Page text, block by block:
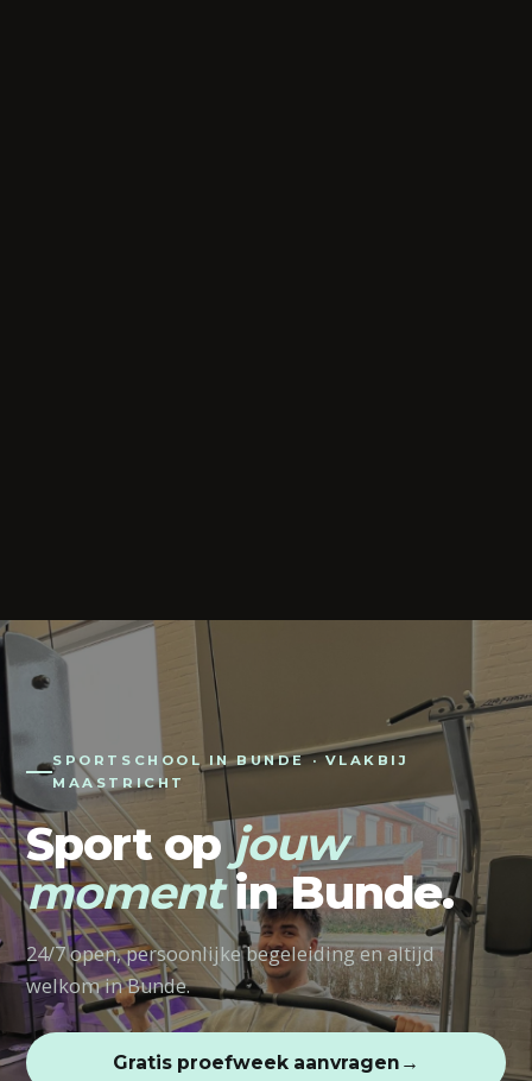
SPORTSCHOOL IN BUNDE · VLAKBIJ
MAASTRICHT
Sport opjouw
momentin Bunde.
24/7 open, persoonlijke begeleiding en altijd
welkom in Bunde.
Gratis proefweek aanvragen →